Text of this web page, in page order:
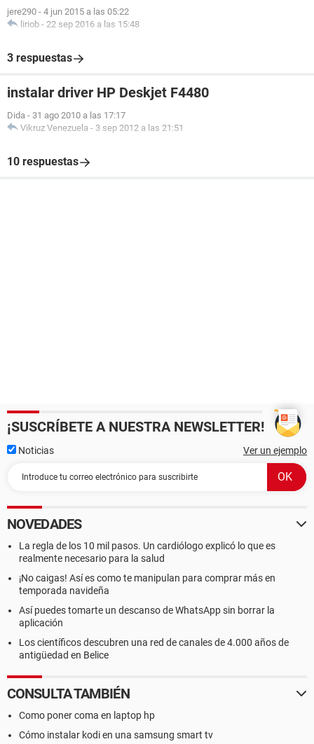
jere290 - 4 jun 2015 a las 05:22
liriob - 22 sep 2016 a las 15:48
3 respuestas
instalar driver HP Deskjet F4480
Dida - 31 ago 2010 a las 17:17
Vikruz Venezuela - 3 sep 2012 a las 21:51
10 respuestas
¡SUSCRÍBETE A NUESTRA NEWSLETTER!
Noticias Ver un ejemplo
NOVEDADES
La regla de los 10 mil pasos. Un cardiólogo explicó lo que es
realmente necesario para la salud
¡No caigas! Así es como te manipulan para comprar más en
temporada navideña
Así puedes tomarte un descanso de WhatsApp sin borrar la
aplicación
Los científicos descubren una red de canales de 4.000 años de
antigüedad en Belice
CONSULTA TAMBIÉN
Como poner coma en laptop hp
Cómo instalar kodi en una samsung smart tv